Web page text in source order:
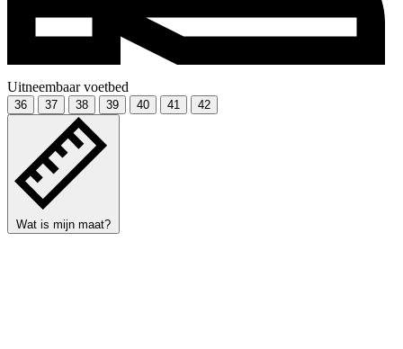
Uitneembaar voetbed
36 37 38 39 40 41 42
Wat is mijn maat?